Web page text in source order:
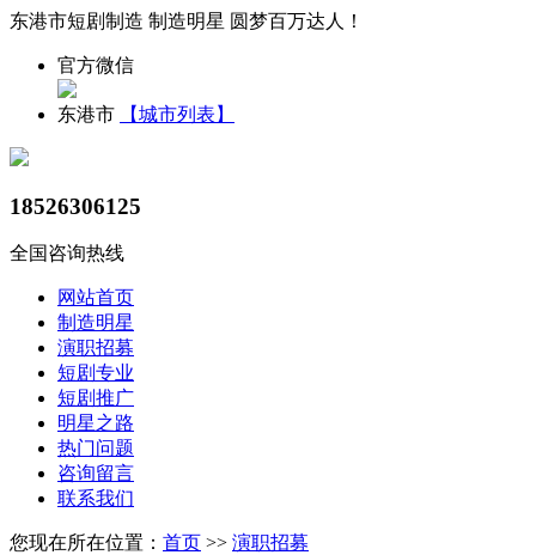
东港市短剧制造 制造明星 圆梦百万达人！
官方微信
东港市 【城市列表】
18526306125
全国咨询热线
网站首页
制造明星
演职招募
短剧专业
短剧推广
明星之路
热门问题
咨询留言
联系我们
您现在所在位置： 首页 >> 演职招募